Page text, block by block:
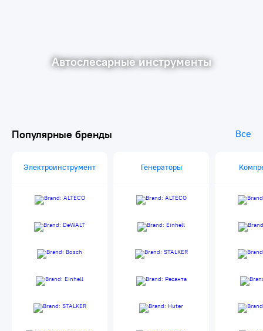
Автослесарные инструменты
Популярные бренды Все
Электроинструмент Генераторы